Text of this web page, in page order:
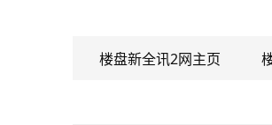
楼盘新全讯2网主页